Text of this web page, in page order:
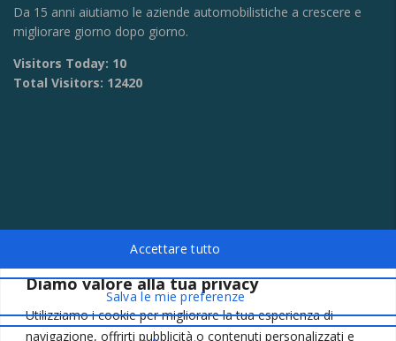
Diamo valore alla tua privacy
Utilizziamo i cookie per migliorare la tua esperienza di
navigazione, offrirti pubblicità o contenuti personalizzati e
Da 15 anni aiutiamo le aziende automobilistiche a crescere e
migliorare giorno dopo giorno.
Visitors Today: 10
Total Visitors: 12420
Via Provinciale Montagna Spaccata 228/H Napoli